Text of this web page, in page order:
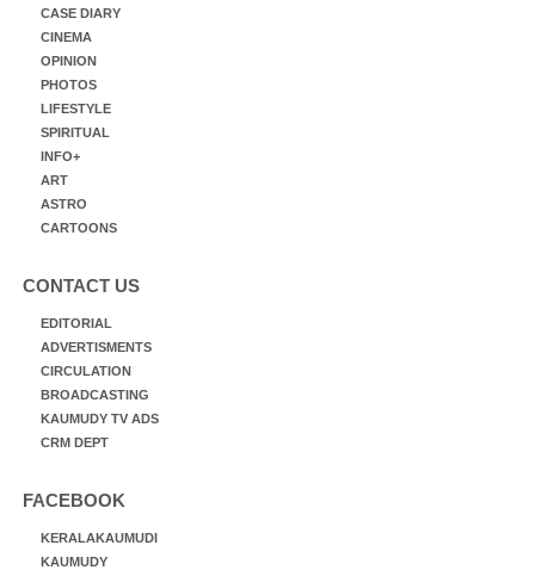
CASE DIARY
CINEMA
OPINION
PHOTOS
LIFESTYLE
SPIRITUAL
INFO+
ART
ASTRO
CARTOONS
CONTACT US
EDITORIAL
ADVERTISMENTS
CIRCULATION
BROADCASTING
KAUMUDY TV ADS
CRM DEPT
FACEBOOK
KERALAKAUMUDI
KAUMUDY